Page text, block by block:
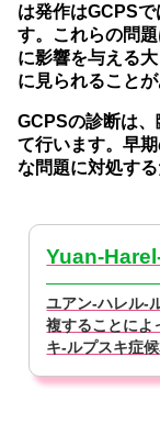
は発作はGCPS
す。これらの問
に影響を与える
に見られることが
GCPSの診断は
て行います。早
な問題に対処する
ユアン-ハレル-
複することによ
キ-ルプスキ症